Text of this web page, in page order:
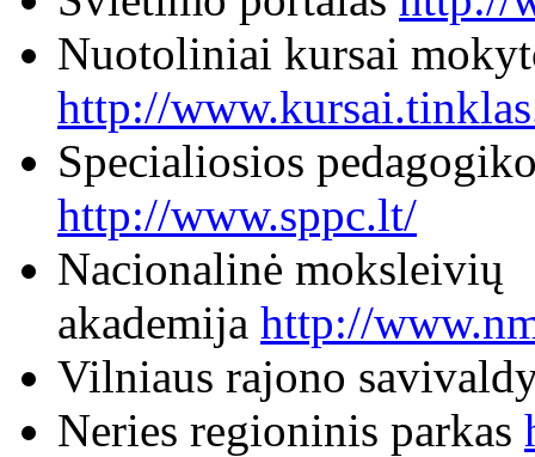
Nuotoliniai kursai
http://
Specialiosios
http://www.sppc.lt/
Nacionalinė moksleivių
akademija http://
Vilniaus rajono
Neries regioninis parkas